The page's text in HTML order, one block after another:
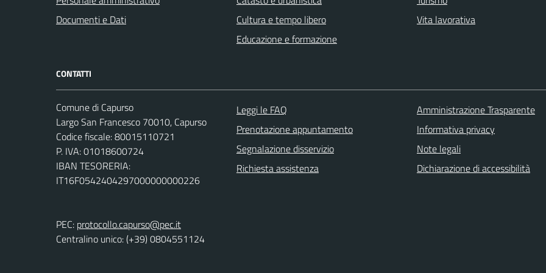
Documenti e Dati
Cultura e tempo libero
Educazione e formazione
Vita lavorativa
CONTATTI
Comune di Capurso
Largo San Francesco 70010, Capurso
Codice fiscale: 80015110721
P. IVA: 01018600724
IBAN TESORERIA:
IT16F0542404297000000000226
PEC: protocollo.capurso@pec.it
Centralino unico: (+39) 0804551124
Leggi le FAQ
Prenotazione appuntamento
Segnalazione disservizio
Richiesta assistenza
Amministrazione Trasparente
Informativa privacy
Note legali
Dichiarazione di accessibilità